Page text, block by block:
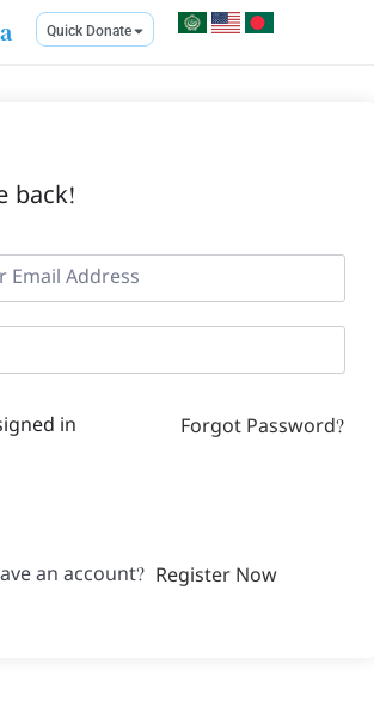
Quick Donate
back!
in Forgot Password?
an account? Register Now